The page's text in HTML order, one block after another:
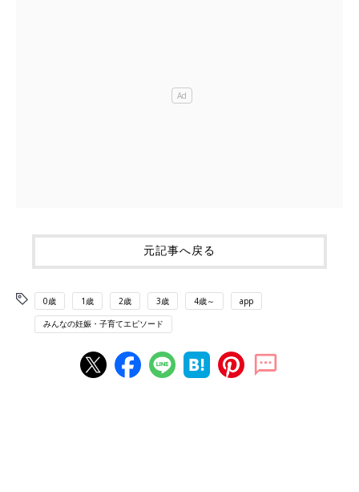
元記事へ戻る
0歳 1歳 2歳 3歳 4歳～ app
みんなの妊娠・子育てエピソード